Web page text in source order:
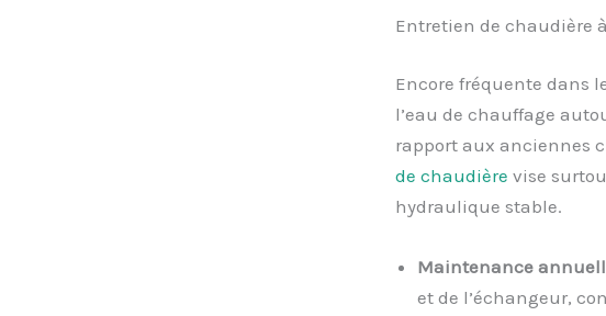
Entretien de chaudière
Encore fréquente dans
l’eau de chauffage
rapport aux anciennes
de chaudière vise
hydraulique stable.
Maintenance
et de l’échangeur,